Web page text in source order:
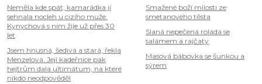
Neměla kde spát, kamarádka jí
sehnala nocleh u cizího muže.
Kynychová s ním žije už přes 30
let
Jsem hnusná, šedivá a stará, řekla
Menzelová. Její kadeřnice pak
hejtrům dala ultimátum, na které
nikdo neodpověděl
Smažené boží milosti ze
smetanového těsta
Slaná nepečená roláda se
salámem a rajčaty
Masová bábovka se šunkou a
sýrem